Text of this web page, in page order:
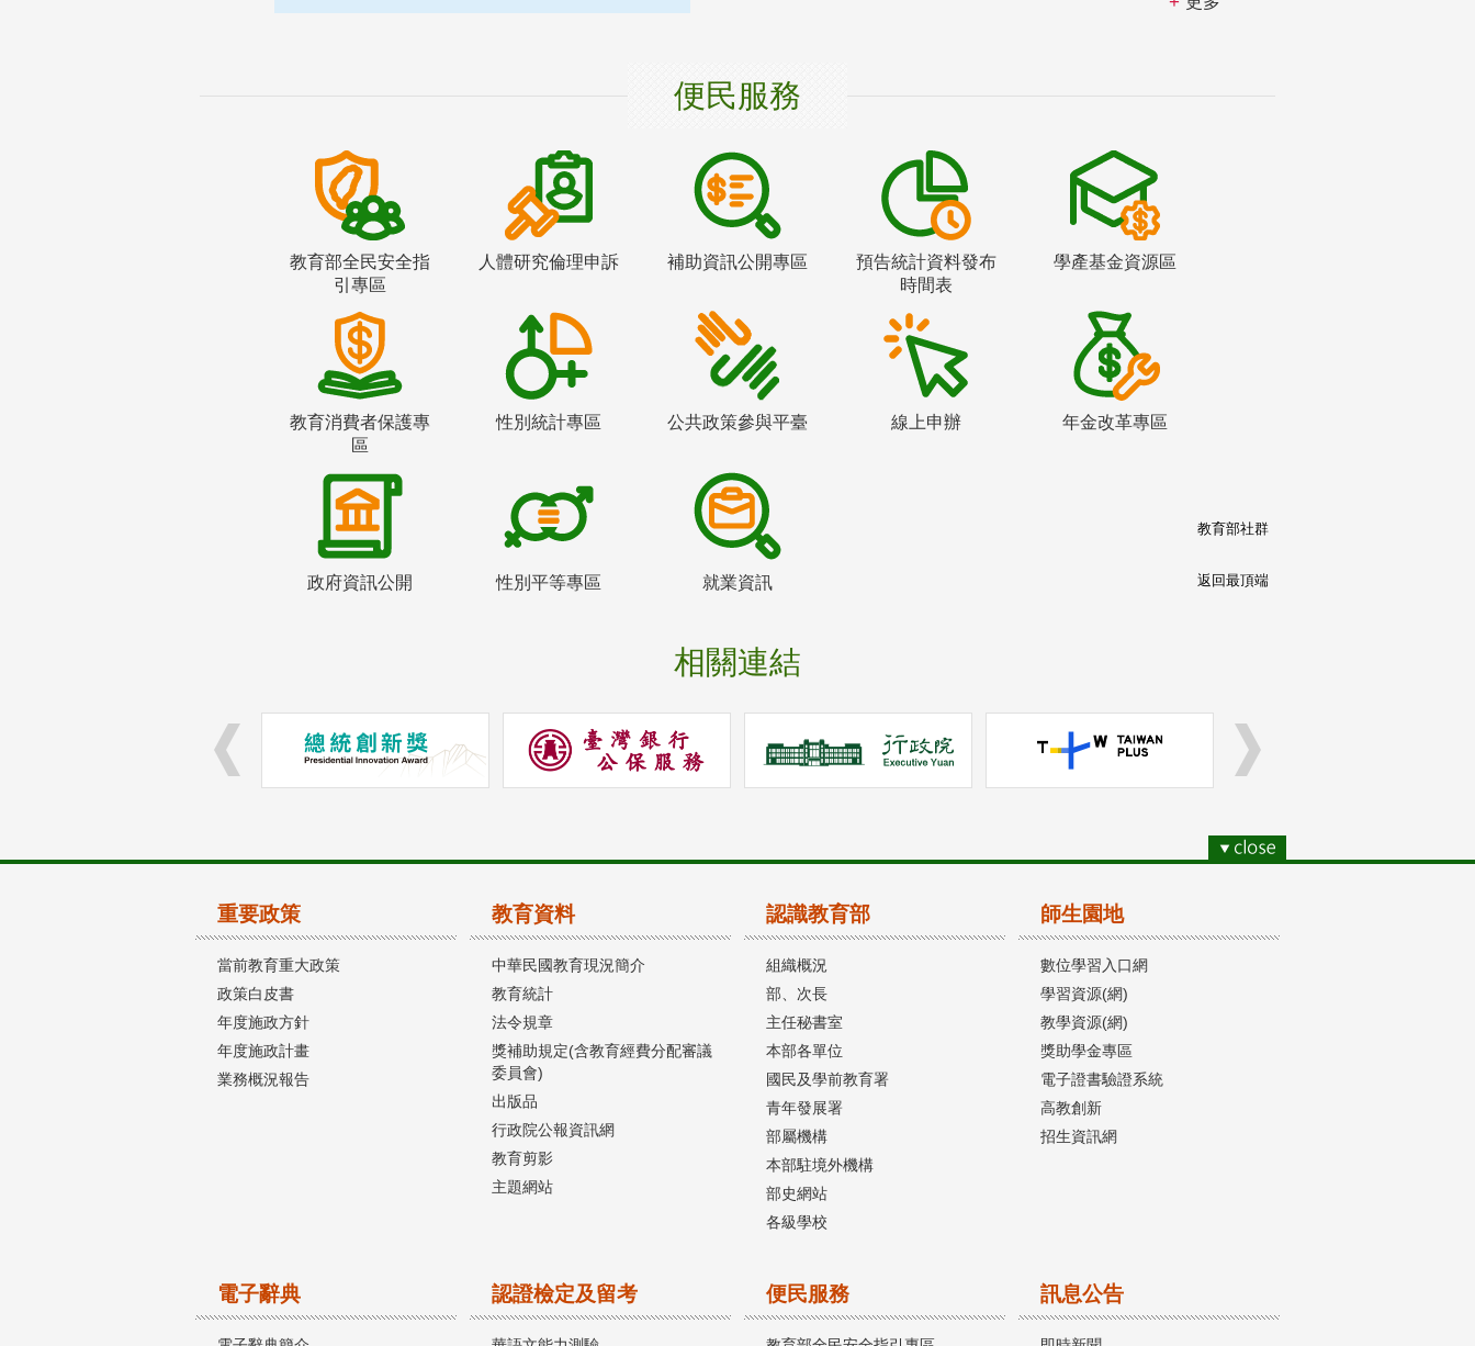
便民服務
教育部全民安全指
引專區
人體研究倫理申訴 補助資訊公開專區
預告統計資料發布
時間表
學產基金資源區
教育消費者保護專
區
性別統計專區 公共政策參與平臺 線上申辦 年金改革專區
政府資訊公開 性別平等專區 就業資訊
相關連結
教育部社群
返回最頂端
重要政策
當前教育重大政策
政策白皮書
年度施政方針
年度施政計畫
業務概況報告
教育資料
中華民國教育現況簡介
教育統計
法令規章
獎補助規定(含教育經費分配審議
委員會)
出版品
行政院公報資訊網
教育剪影
主題網站
認識教育部
組織概況
部、次長
主任秘書室
本部各單位
國民及學前教育署
青年發展署
部屬機構
本部駐境外機構
部史網站
各級學校
師生園地
數位學習入口網
學習資源(網)
教學資源(網)
獎助學金專區
電子證書驗證系統
高教創新
招生資訊網
電子辭典 認證檢定及留考 便民服務 訊息公告